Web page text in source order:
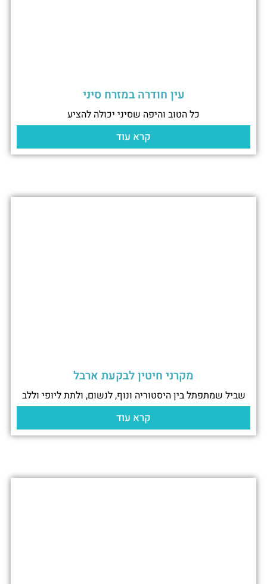
עין חודרה במזרח סיני
כל הטוב והיפה שסיני יכולה להציע
קרא עוד
מקרני חיטין לבקעת ארבל
שביל שמתפתל בין היסטוריה ונוף, לנשום, ולתת ליופי וללב
קרא עוד